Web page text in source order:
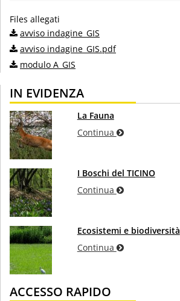
Files allegati
avviso indagine_GIS
avviso indagine_GIS.pdf
modulo A_GIS
IN EVIDENZA
La Fauna
Continua
I Boschi del TICINO
Continua
Ecosistemi e biodiversità
Continua
ACCESSO RAPIDO